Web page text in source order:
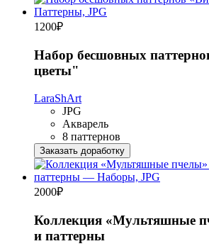
1200₽
Набор бесшовных
цветы"
LaraShArt
JPG
Акварель
8 паттернов
Заказать доработку
2000₽
Коллекция «Мультяшные
и паттерны